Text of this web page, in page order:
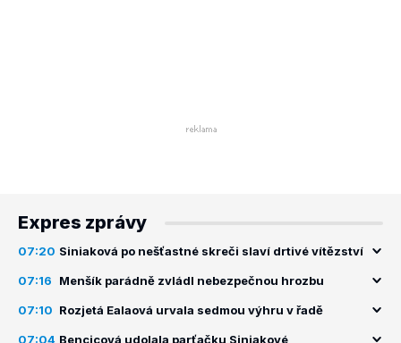
Expres zprávy
07:20 Siniaková po nešťastné skreči slaví drtivé vítězství
07:16 Menšík parádně zvládl nebezpečnou hrozbu
07:10 Rozjetá Ealaová urvala sedmou výhru v řadě
07:04 Bencicová udolala parťačku Siniakové